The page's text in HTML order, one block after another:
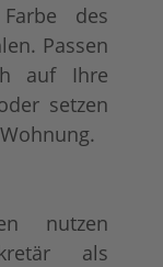
des
Passen
auf Ihre
setzen
nutzen
als